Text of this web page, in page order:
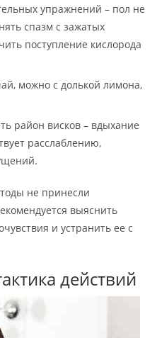
упражнений – пол не
спазм с зажатых
поступление кислорода
можно с долькой лимона,
район висков – вдыхание
расслаблению,
не принесли
выяснить
и устранить ее с
действий